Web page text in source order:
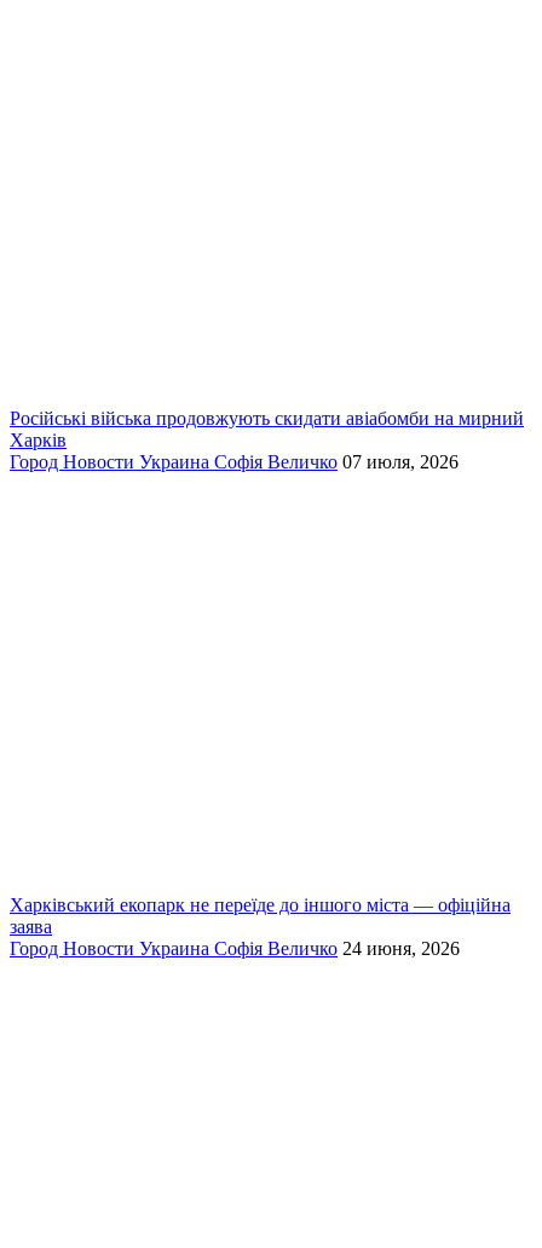
Російські війська продовжують скидати авіабомби на мирний
Харків
Город Новости Украина Софія Величко 07 июля, 2026
Харківський екопарк не переїде до іншого міста — офіційна
заява
Город Новости Украина Софія Величко 24 июня, 2026